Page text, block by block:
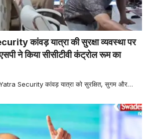
कांवड़ यात्रा की सुरक्षा व्यवस्था पर
ने किया सीसीटीवी कंट्रोल रूम का
Yatra Security कांवड़ यात्रा को सुरक्षित, सुगम और…